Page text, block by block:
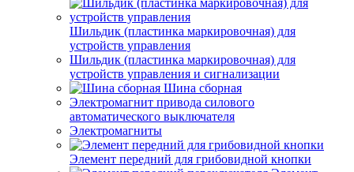
Шильдик (пластинка маркировочная) для
устройств управления
Шильдик (пластинка маркировочная) для
устройств управления и сигнализации
Шина сборная
Электромагнит привода силового
автоматического выключателя
Электромагниты
Элемент передний для грибовидной кнопки